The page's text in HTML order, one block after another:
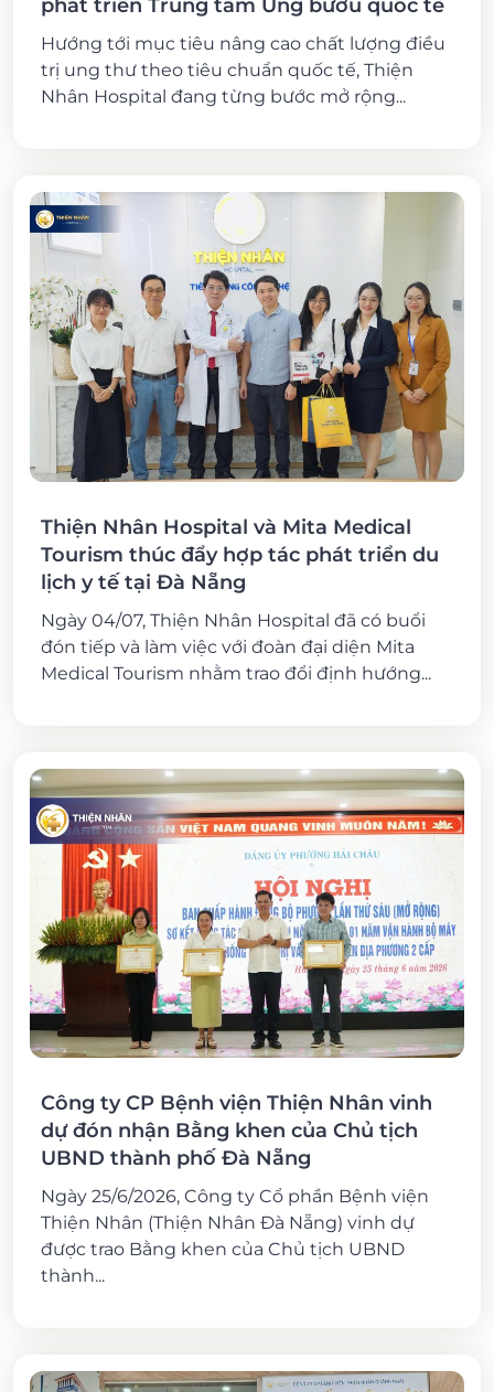
phát triển Trung tâm Ung bướu quốc tế
Hướng tới mục tiêu nâng cao chất lượng điều
trị ung thư theo tiêu chuẩn quốc tế, Thiện
Nhân Hospital đang từng bước mở rộng...
Thiện Nhân Hospital và Mita Medical
Tourism thúc đẩy hợp tác phát triển du
lịch y tế tại Đà Nẵng
Ngày 04/07, Thiện Nhân Hospital đã có buổi
đón tiếp và làm việc với đoàn đại diện Mita
Medical Tourism nhằm trao đổi định hướng...
Công ty CP Bệnh viện Thiện Nhân vinh
dự đón nhận Bằng khen của Chủ tịch
UBND thành phố Đà Nẵng
Ngày 25/6/2026, Công ty Cổ phần Bệnh viện
Thiện Nhân (Thiện Nhân Đà Nẵng) vinh dự
được trao Bằng khen của Chủ tịch UBND
thành...